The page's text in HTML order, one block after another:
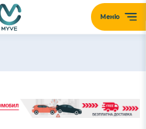
Меню